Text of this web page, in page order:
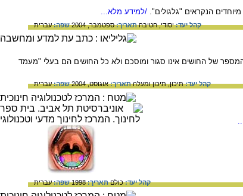
הנקראים "גלגולים". /למידע מלא...
קהל יעד:יסודי,חטיבהתאריך:ספטמבר, 2004 שפה:עברית
של החושים אינו סגור ומוסכם ולא כל החושים הם בעלי "מעמד
קהל יעד:תיכון,תיכון ומעלהתאריך:אוגוסט, 2004 שפה:עברית
קהל יעד:כולםתאריך:1998 שפה:עברית